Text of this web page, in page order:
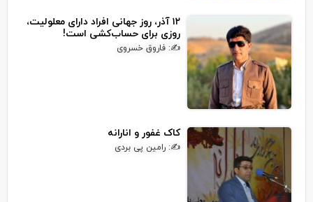
۱۲ آذر، روز جهانی افراد دارای معلولیت،
روزی برای حساب‌کشی است!
✍: فاروق خسروی
کاک غفور و انارانه
✍: رامین پی بردی